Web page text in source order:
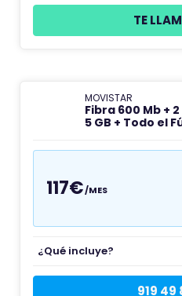
TE
MOVISTAR
Fibra 600 Mb +
5 GB + Todo el
117€/MES
¿Qué incluye?
919 49